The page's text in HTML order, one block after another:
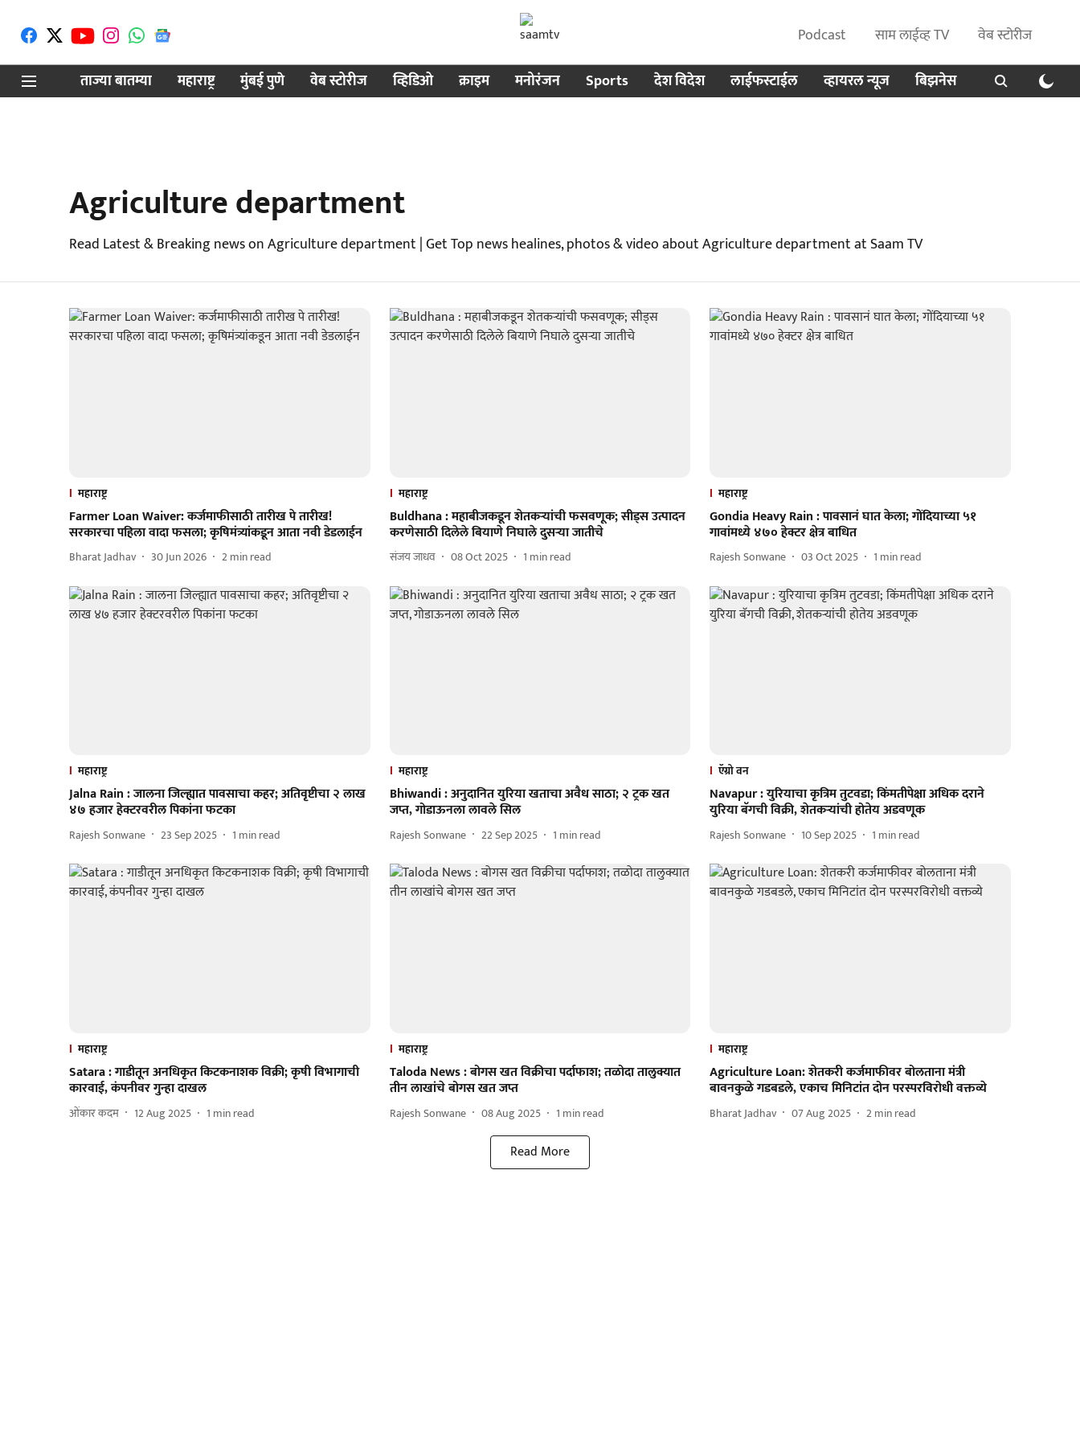
Podcast साम लाईव्ह TV
वेब स्टोरीज
ताज्या बातम्या
महाराष्ट्र मुंबई पुणे वेब स्टोरीज व्हिडिओ क्राइम मनोरंजन Sports देश विदेश लाईफस्टाईल व्हायरल न्यूज बिझनेस
Agriculture department
Read Latest & Breaking news on Agriculture department | Get Top news healines, photos & video about Agriculture department at Saam TV
महाराष्ट्र
Farmer Loan Waiver: कर्जमाफीसाठी तारीख पे तारीख!
सरकारचा पहिला वादा फसला; कृषिमंत्र्यांकडून आता नवी डेडलाईन
Bharat Jadhav 30 Jun 2026 2min read
महाराष्ट्र
Buldhana : महाबीजकडून शेतकऱ्यांची फसवणूक; सीड्स उत्पादन
करणेसाठी दिलेले बियाणे निघाले दुसऱ्या जातीचे
संजय जाधव 08 Oct 2025 1 min read
महाराष्ट्र
Gondia Heavy Rain : पावसानं घात केला; गोंदियाच्या ५१
गावांमध्ये ४७० हेक्टर क्षेत्र बाधित
Rajesh Sonwane 03 Oct 2025 1 min read
महाराष्ट्र
Jalna Rain : जालना जिल्ह्यात पावसाचा कहर; अतिवृष्टीचा २ लाख
४७ हजार हेक्टरवरील पिकांना फटका
Rajesh Sonwane 23 Sep 2025 1 min read
महाराष्ट्र
Bhiwandi : अनुदानित युरिया खताचा अवैध साठा; २ ट्रक खत
जप्त, गोडाऊनला लावले सिल
Rajesh Sonwane 22 Sep 2025 1 min read
ऍग्रो वन
Navapur : युरियाचा कृत्रिम तुटवडा; किंमतीपेक्षा अधिक दराने
युरिया बॅगची विक्री, शेतकऱ्यांची होतेय अडवणूक
Rajesh Sonwane 10 Sep 2025 1 min read
महाराष्ट्र
Satara : गाडीतून अनधिकृत किटकनाशक विक्री; कृषी विभागाची
कारवाई, कंपनीवर गुन्हा दाखल
ओंकार कदम 12 Aug 2025 1 min read
महाराष्ट्र
Taloda News : बोगस खत विक्रीचा पर्दाफाश; तळोदा तालुक्यात
तीन लाखांचे बोगस खत जप्त
Rajesh Sonwane 08 Aug 2025 1 min read
महाराष्ट्र
Agriculture Loan: शेतकरी कर्जमाफीवर बोलताना मंत्री
बावनकुळे गडबडले, एकाच मिनिटांत दोन परस्परविरोधी वक्तव्ये
Bharat Jadhav 07 Aug 2025 2min read
Read More